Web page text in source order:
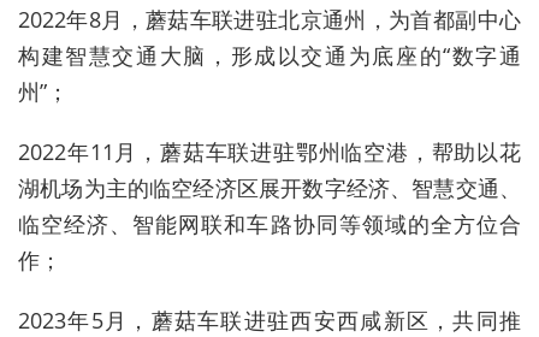
2022年8月，蘑菇车联进驻北京通州，为首都副中心
构建智慧交通大脑，形成以交通为底座的“数字通
州”；
2022年11月，蘑菇车联进驻鄂州临空港，帮助以花
湖机场为主的临空经济区展开数字经济、智慧交通、
临空经济、智能网联和车路协同等领域的全方位合
作；
2023年5月，蘑菇车联进驻西安西咸新区，共同推